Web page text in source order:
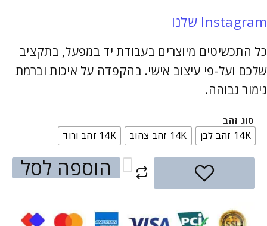
Instagram שלנו
כל התכשיטים מיוצרים בעבודת יד במפעל, בתקציב
שלכם ועל-פי עיצוב אישי. בהקפדה על איכות וברמת
גימור גבוהה.
סוג זהב
14K זהב לבן 14K זהב צהוב 14K זהב ורוד
הוספה לסל